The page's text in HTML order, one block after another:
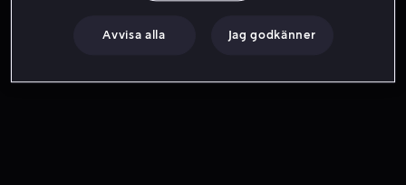
Avvisa alla Jag godkänner